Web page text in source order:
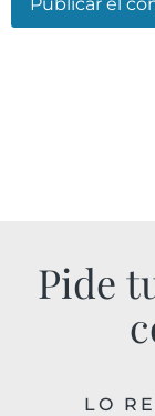
Pide
LO